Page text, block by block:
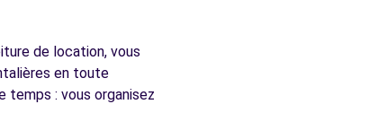
de location, vous
en toute
temps : vous organisez